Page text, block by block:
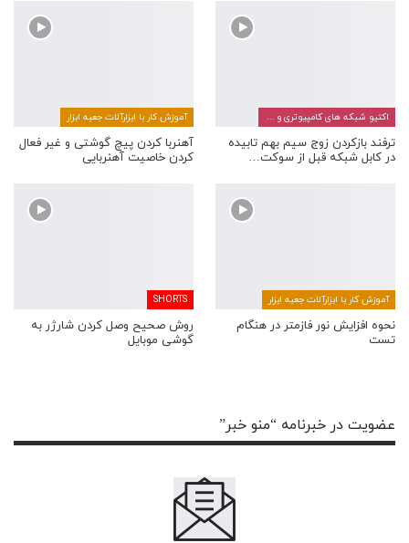
اکتیو شبکه های کامپیوتری و مخابراتی
ترفند بازکردن زوج سیم بهم تابیده
در کابل شبکه قبل از سوکت…
آموزش کار با ابزارآلات جعبه ابزار
آهنربا کردن پیچ گوشتی و غیر فعال
کردن خاصیت آهنربایی
آموزش کار با ابزارآلات جعبه ابزار
نحوه افزایش نور فازمتر در هنگام
تست
SHORTS
روش صحیح وصل کردن شارژر به
گوشی موبایل
عضویت در خبرنامه “منو خبر”